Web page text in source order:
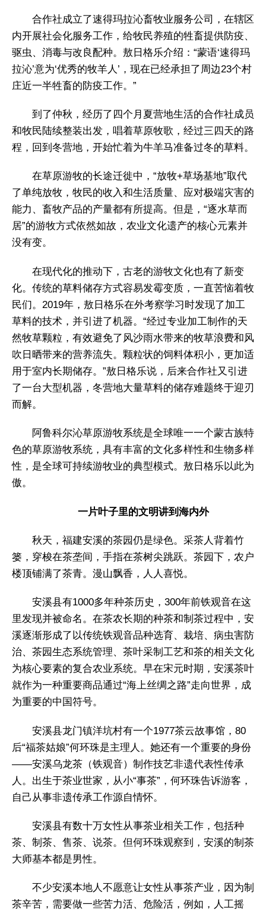
合作社成立了速得玛拉沁畜牧业服务公司，在辖区
内开展社会化服务工作，给牧民养殖的牲畜提供防疫、
驱虫、消毒与改良配种。敖日格乐介绍：“蒙语‘速得玛
拉沁’意为‘优秀的牧羊人’，现在已经承担了周边23个村
庄近一半牲畜的防疫工作。”
到了仲秋，经历了四个月夏营地生活的合作社成员
和牧民陆续整装出发，唱着草原牧歌，经过三四天的路
程，回到冬营地，开始忙着为牛羊马准备过冬的草料。
在草原游牧的长途迁徙中，“放牧+草场基地”取代
了单纯放牧，牧民的收入和生活质量、应对极端灾害的
能力、畜牧产品的产量都有所提高。但是，“逐水草而
居”的游牧方式依然如故，农业文化遗产的核心元素并
没有变。
在现代化的推动下，古老的游牧文化也有了新变
化。传统的草料储存方式容易发霉变质，一直苦恼着牧
民们。2019年，敖日格乐在外考察学习时发现了加工
草料的技术，并引进了机器。“经过专业加工制作的天
然牧草颗粒，有效避免了风沙雨水带来的牧草浪费和风
吹日晒带来的营养流失。颗粒状的饲料体积小，更加适
用于室内长期储存。”敖日格乐说，后来合作社又引进
了一台大型机器，冬营地大量草料的储存难题终于迎刃
而解。
阿鲁科尔沁草原游牧系统是全球唯一一个蒙古族特
色的草原游牧系统，具有丰富的文化多样性和生物多样
性，是全球可持续游牧业的典型模式。敖日格乐以此为
傲。
一片叶子里的文明讲到海内外
秋天，福建安溪的茶园仍是绿色。采茶人背着竹
篓，穿梭在茶垄间，手指在茶树尖跳跃。茶园下，农户
楼顶铺满了茶青。漫山飘香，人人喜悦。
安溪县有1000多年种茶历史，300年前铁观音在这
里发现并被命名。在茶农长期的种茶和制茶过程中，安
溪逐渐形成了以传统铁观音品种选育、栽培、病虫害防
治、茶园生态系统管理、茶叶采制工艺和茶的相关文化
为核心要素的复合农业系统。早在宋元时期，安溪茶叶
就作为一种重要商品通过“海上丝绸之路”走向世界，成
为重要的中国符号。
安溪县龙门镇洋坑村有一个1977茶云故事馆，80
后“福茶姑娘”何环珠是主理人。她还有一个重要的身份
——安溪乌龙茶（铁观音）制作技艺非遗代表性传承
人。出生于茶业世家，从小“事茶”，何环珠告诉游客，
自己从事非遗传承工作源自情怀。
安溪县有数十万女性从事茶业相关工作，包括种
茶、制茶、售茶、说茶。但何环珠观察到，安溪的制茶
大师基本都是男性。
不少安溪本地人不愿意让女性从事茶产业，因为制
茶辛苦，需要做一些苦力活、危险活，例如，人工摇